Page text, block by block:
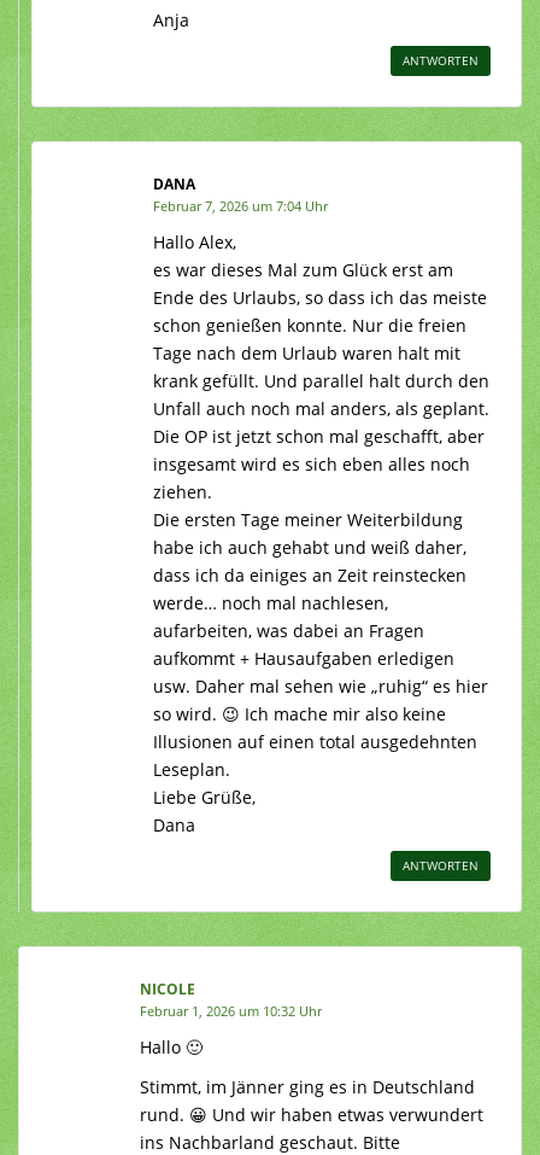
Anja
ANTWORTEN
DANA
Februar 7, 2026 um 7:04 Uhr
Hallo Alex,
es war dieses Mal zum Glück erst am
Ende des Urlaubs, so dass ich das meiste
schon genießen konnte. Nur die freien
Tage nach dem Urlaub waren halt mit
krank gefüllt. Und parallel halt durch den
Unfall auch noch mal anders, als geplant.
Die OP ist jetzt schon mal geschafft, aber
insgesamt wird es sich eben alles noch
ziehen.
Die ersten Tage meiner Weiterbildung
habe ich auch gehabt und weiß daher,
dass ich da einiges an Zeit reinstecken
werde… noch mal nachlesen,
aufarbeiten, was dabei an Fragen
aufkommt + Hausaufgaben erledigen
usw. Daher mal sehen wie „ruhig“ es hier
so wird. 😉 Ich mache mir also keine
Illusionen auf einen total ausgedehnten
Leseplan.
Liebe Grüße,
Dana
ANTWORTEN
NICOLE
Februar 1, 2026 um 10:32 Uhr
Hallo 🙂
Stimmt, im Jänner ging es in Deutschland
rund. 😀 Und wir haben etwas verwundert
ins Nachbarland geschaut. Bitte